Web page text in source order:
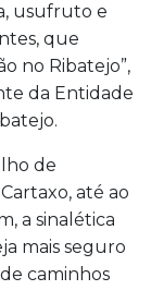
usufruto e
que
no Ribatejo”,
da Entidade
de
até ao
a sinalética
mais seguro
caminhos